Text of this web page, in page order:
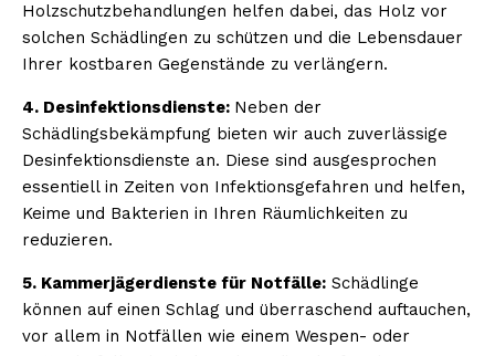
Holzschutzbehandlungen helfen dabei, das Holz vor
solchen Schädlingen zu schützen und die Lebensdauer
Ihrer kostbaren Gegenstände zu verlängern.
4. Desinfektionsdienste: Neben der
Schädlingsbekämpfung bieten wir auch zuverlässige
Desinfektionsdienste an. Diese sind ausgesprochen
essentiell in Zeiten von Infektionsgefahren und helfen,
Keime und Bakterien in Ihren Räumlichkeiten zu
reduzieren.
5. Kammerjägerdienste für Notfälle: Schädlinge
können auf einen Schlag und überraschend auftauchen,
vor allem in Notfällen wie einem Wespen- oder